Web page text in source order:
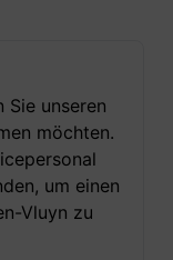
Sie unseren
möchten.
um einen
Vluyn zu